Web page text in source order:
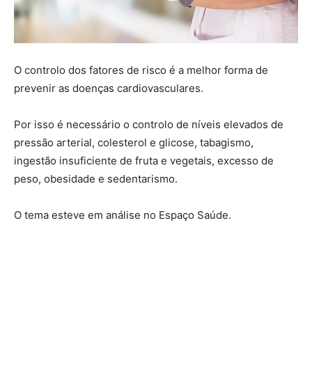
O controlo dos fatores de risco é a melhor forma de
prevenir as doenças cardiovasculares.
Por isso é necessário o controlo de níveis elevados de
pressão arterial, colesterol e glicose, tabagismo,
ingestão insuficiente de fruta e vegetais, excesso de
peso, obesidade e sedentarismo.
O tema esteve em análise no Espaço Saúde.